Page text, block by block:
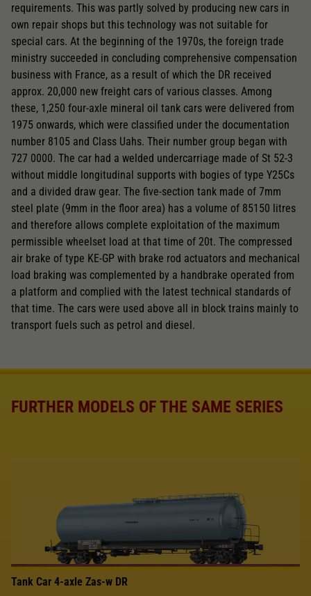
requirements. This was partly solved by producing new cars in
own repair shops but this technology was not suitable for
special cars. At the beginning of the 1970s, the foreign trade
ministry succeeded in concluding comprehensive compensation
business with France, as a result of which the DR received
approx. 20,000 new freight cars of various classes. Among
these, 1,250 four-axle mineral oil tank cars were delivered from
1975 onwards, which were classified under the documentation
number 8105 and Class Uahs. Their number group began with
727 0000. The car had a welded undercarriage made of St 52-3
without middle longitudinal supports with bogies of type Y25Cs
and a divided draw gear. The five-section tank made of 7mm
steel plate (9mm in the floor area) has a volume of 85150 litres
and therefore allows complete exploitation of the maximum
permissible wheelset load at that time of 20t. The compressed
air brake of type KE-GP with brake rod actuators and mechanical
load braking was complemented by a handbrake operated from
a platform and complied with the latest technical standards of
that time. The cars were used above all in block trains mainly to
transport fuels such as petrol and diesel.
FURTHER MODELS OF THE SAME SERIES
Tank Car 4-axle Zas-w DR